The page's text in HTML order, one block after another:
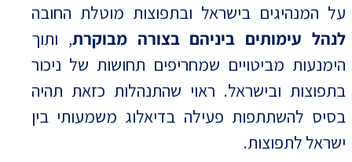
על המנהיגים בישראל ובתפוצות מוטלת החובה
לנהל עימותים ביניהם בצורה מבוקרת, ותוך
הימנעות מביטויים שמחריפים תחושות של ניכור
בתפוצות ובישראל. ראוי שהתנהלות כזאת תהיה
בסיס להשתתפות פעילה בדיאלוג משמעותי בין
ישראל לתפוצות.